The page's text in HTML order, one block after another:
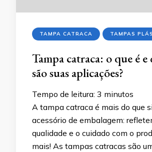
TAMPA CATRACA TAMPAS
Tampa catraca: o que é e
são suas aplicações?
Tempo de leitura: 3 minutos
A tampa catraca é mais do que
acessório de embalagem:
qualidade e o cuidado com o
mais! As tampas catracas são